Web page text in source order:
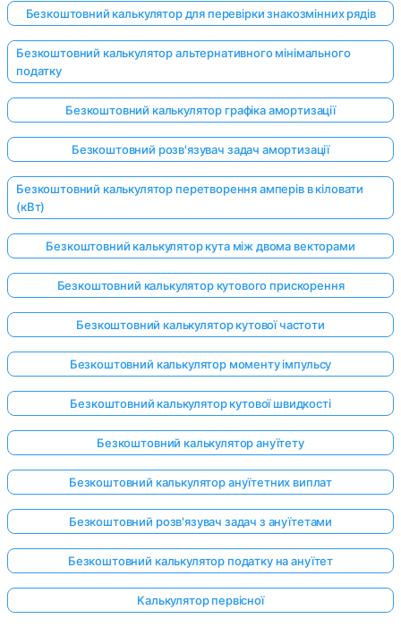
Безкоштовний калькулятор для перевірки знакозмінних рядів
Безкоштовний калькулятор альтернативного мінімального
податку
Безкоштовний калькулятор графіка амортизації
Безкоштовний розв'язувач задач амортизації
Безкоштовний калькулятор перетворення амперів в кіловати
(кВт)
Безкоштовний калькулятор кута між двома векторами
Безкоштовний калькулятор кутового прискорення
Безкоштовний калькулятор кутової частоти
Безкоштовний калькулятор моменту імпульсу
Безкоштовний калькулятор кутової швидкості
Безкоштовний калькулятор ануїтету
Безкоштовний калькулятор ануїтетних виплат
Безкоштовний розв'язувач задач з ануїтетами
Безкоштовний калькулятор податку на ануїтет
Калькулятор первісної